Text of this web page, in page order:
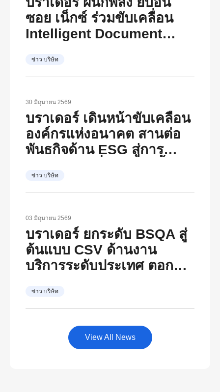
ซอย เน็กซ์ ร่วมขับเคลื่อน
Intelligent Document
ข่าว บริษัท
30 มิถุนายน 2569
บราเดอร์ เดินหน้าขับเคลื่อน
องค์กรแห่งอนาคต สานต่อ
พันธกิจด้าน ESG สู่การ
วิสัยทัศน์ภายใต้ The
Brother Group Global
Charter และแนวคิด “At
Your Side, Every Side of
Life”
ข่าว บริษัท
03 มิถุนายน 2569
บราเดอร์ ยกระดับ BSQA สู่
ต้นแบบ CSV ด้านงาน
บริการระดับประเทศ ตอกย้ำ
of Life” พร้อมเป็นศูนย์กลาง
พัฒนาองค์ความรู้ด้าน
บริการหลังการขายของไทย
ข่าว บริษัท
View All News